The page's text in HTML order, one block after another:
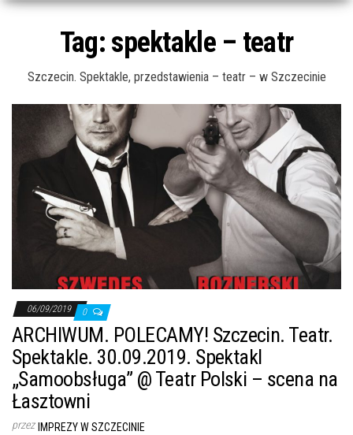
w
a
Tag: spektakle – teatr
Szczecin. Spektakle, przedstawienia – teatr – w Szczecinie
06/09/2019 0
ARCHIWUM. POLECAMY! Szczecin. Teatr.
Spektakle. 30.09.2019. Spektakl
„Samoobsługa” @ Teatr Polski – scena na
Łasztowni
przez IMPREZY W SZCZECINIE